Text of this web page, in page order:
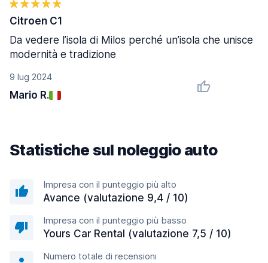
9 lug 2024
Mario R.
Citroen C1
Da vedere l’isola di Milos perché un’isola che unisce
modernità e tradizione
Statistiche sul noleggio auto
Impresa con il punteggio più alto
Avance (valutazione 9,4 / 10)
Impresa con il punteggio più basso
Yours Car Rental (valutazione 7,5 / 10)
Numero totale di recensioni